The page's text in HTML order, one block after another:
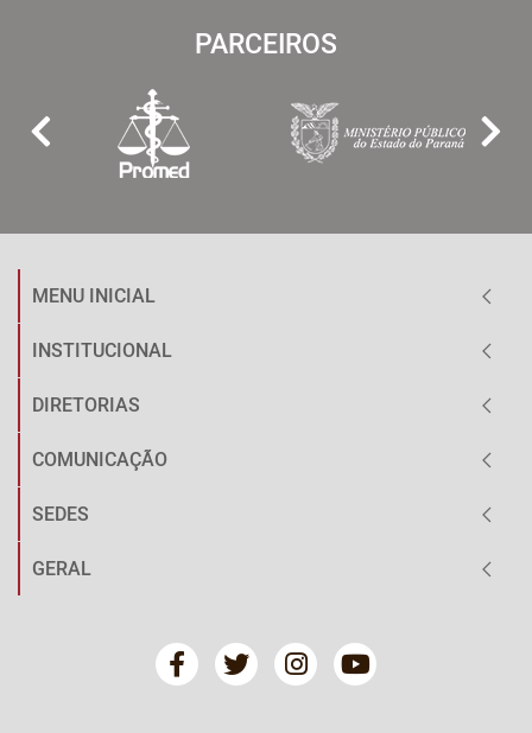
PARCEIROS
MENU INICIAL
INSTITUCIONAL
DIRETORIAS
COMUNICAÇÃO
SEDES
GERAL